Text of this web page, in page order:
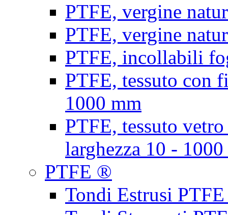
PTFE, vergine
PTFE, vergine
PTFE, incollabili
PTFE, tessuto con
1000 mm
PTFE, tessuto
larghezza 10 -
PTFE ®
Tondi Estrusi